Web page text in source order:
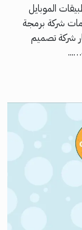
الموبايل
شركة برمجة
شركة تصميم